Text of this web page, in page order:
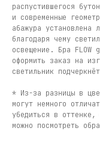
распустившегося
и современные
абажура установлена
благодаря чему
освещение. Бра
оформить заказ на
светильник
* Из-за разницы в
могут немного
убедиться в
можно посмотреть